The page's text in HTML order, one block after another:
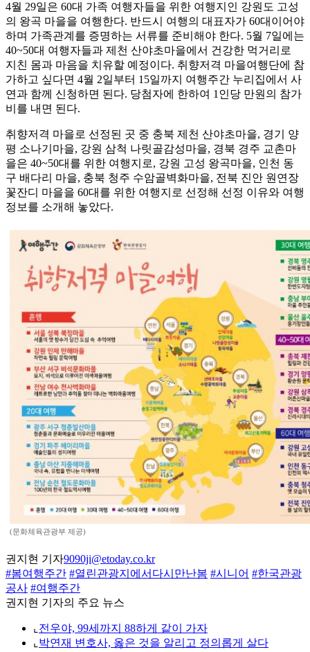
4월 29일은 60대 가족 여행자들을 위한 여행지인 강원도 고성
의 왕곡 마을을 여행한다. 반드시 여행의 대표자가 60대이어야
하며 가족관계를 증명하는 서류를 준비해야 한다. 5월 7일에는
40~50대 여행자들과 제천 산야초마을에서 건강한 먹거리로
지친 몸과 마음을 치유할 예정이다. 취향저격 마을여행단에 참
가하고 싶다면 4월 2일부터 15일까지 여행주간 누리집에서 사
연과 함께 신청하면 된다. 당첨자에 한하여 1인당 만원의 참가
비를 내면 된다.
취향저격 마을로 선정된 곳 중 충북 제천 산야초마을, 경기 양
평 소나기마을, 강원 삼척 나릿골감성마을, 경북 경주 교촌마
을은 40~50대를 위한 여행지로, 강원 고성 왕곡마을, 인천 동
구 배다리 마을, 충북 청주 수암골벽화마을, 전북 진안 원연장
꽃잔디 마을을 60대를 위한 여행지로 선정해 선정 이유와 여행
정보를 소개해 놓았다.
(문화체육관광부 제공)
권지현 기자9090ji@etoday.co.kr
#봄여행주간 #열린관광지에서다시만난봄 #시니어 #한국관광
공사 #여행주간
권지현 기자의 주요 뉴스
⌞ 전우야, 99세까지 88하게 같이 가자
⌞ 박연재 변호사, 옳은 것을 알리고 정의롭게 살다